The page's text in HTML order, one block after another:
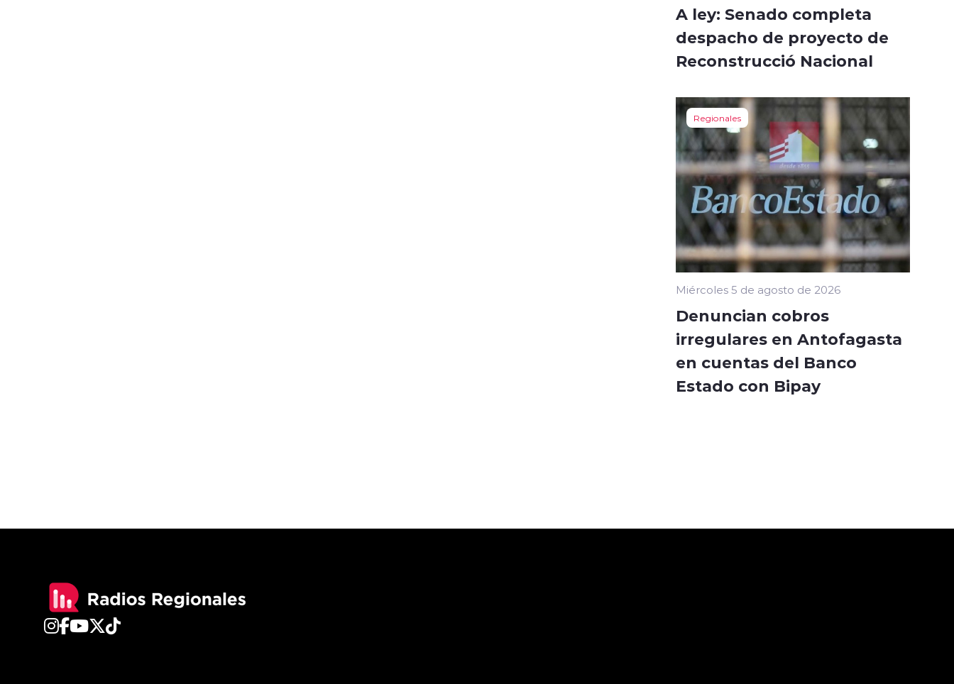
A ley: Senado completa
despacho de proyecto de
Reconstrucció Nacional
Regionales
Miércoles 5 de agosto de 2026
Denuncian cobros
irregulares en Antofagasta
en cuentas del Banco
Estado con Bipay